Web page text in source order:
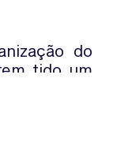
do
tido um